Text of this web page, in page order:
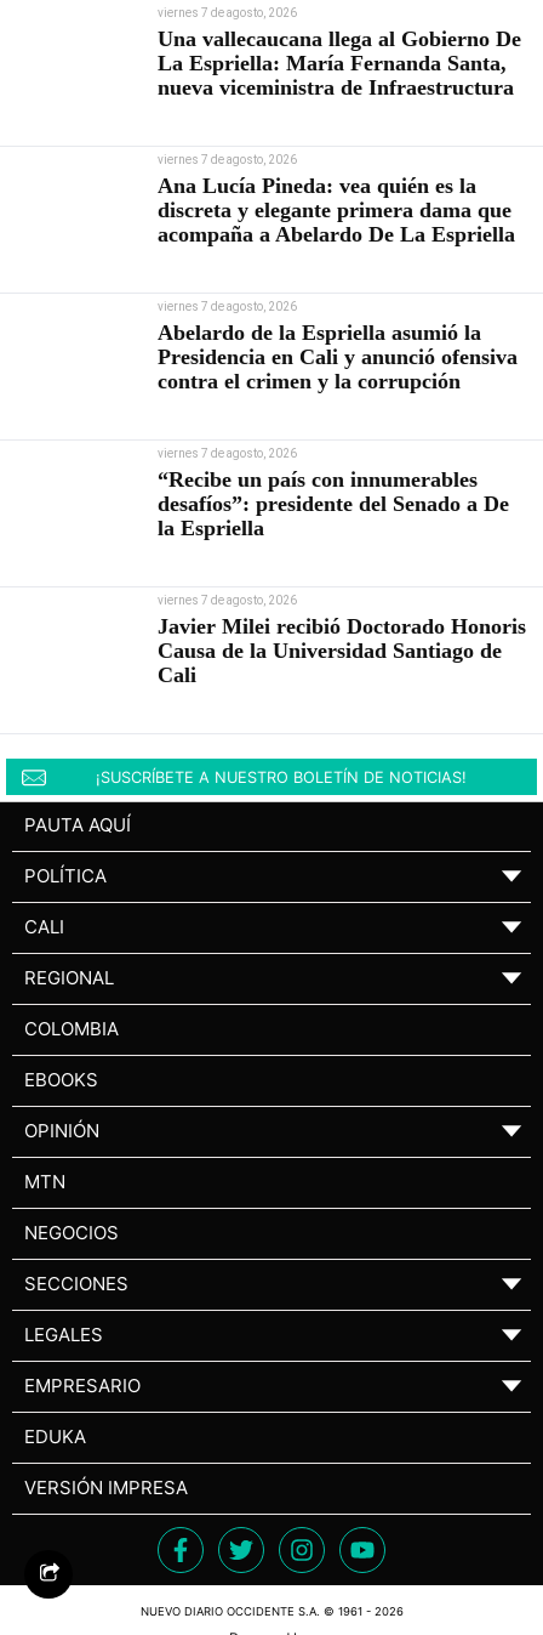
viernes 7 de agosto, 2026
Una vallecaucana llega al Gobierno De
La Espriella: María Fernanda Santa,
nueva viceministra de Infraestructura
viernes 7 de agosto, 2026
Ana Lucía Pineda: vea quién es la
discreta y elegante primera dama que
acompaña a Abelardo De La Espriella
viernes 7 de agosto, 2026
Abelardo de la Espriella asumió la
Presidencia en Cali y anunció ofensiva
contra el crimen y la corrupción
viernes 7 de agosto, 2026
“Recibe un país con innumerables
desafíos”: presidente del Senado a De
la Espriella
viernes 7 de agosto, 2026
Javier Milei recibió Doctorado Honoris
Causa de la Universidad Santiago de
Cali
¡SUSCRÍBETE A NUESTRO BOLETÍN DE NOTICIAS!
PAUTA AQUÍ
POLÍTICA ▼
CALI ▼
REGIONAL ▼
COLOMBIA
EBOOKS
OPINIÓN ▼
MTN
NEGOCIOS
SECCIONES ▼
LEGALES ▼
EMPRESARIO ▼
EDUKA
VERSIÓN IMPRESA
NUEVO DIARIO OCCIDENTE S.A. © 1961 - 2026